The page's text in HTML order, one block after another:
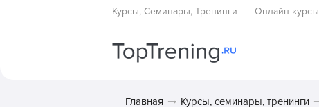
Курсы, Семинары, Тренинги Онлайн-курсы
Главная Курсы, семинары, тренинги